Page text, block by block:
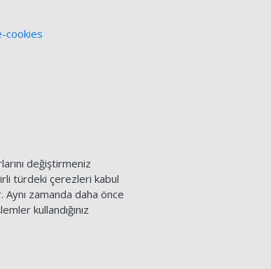
cookies
değiştirmeniz
türdeki çerezleri kabul
zamanda daha önce
kullandığınız